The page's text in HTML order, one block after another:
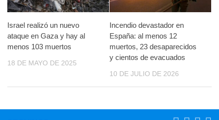
Israel realizó un nuevo
ataque en Gaza y hay al
menos 103 muertos
18 DE MAYO DE 2025
Incendio devastador en
España: al menos 12
muertos, 23 desaparecidos
y cientos de evacuados
10 DE JULIO DE 2026